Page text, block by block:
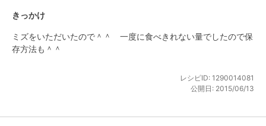
きっかけ
ミズをいただいたので＾＾　一度に食べきれない量でしたので保
存方法も＾＾
レシピID: 1290014081
公開日: 2015/06/13